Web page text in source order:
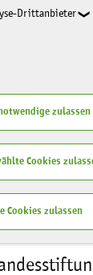
Drittanbieter
zulassen
Cookies
Cookies zulassen